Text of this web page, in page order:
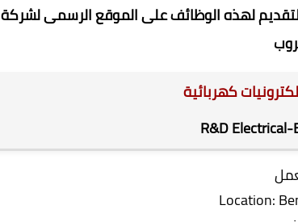
لهذه الوظائف على الموقع الرسمى لشركة
كهربائية
R&D
Location: